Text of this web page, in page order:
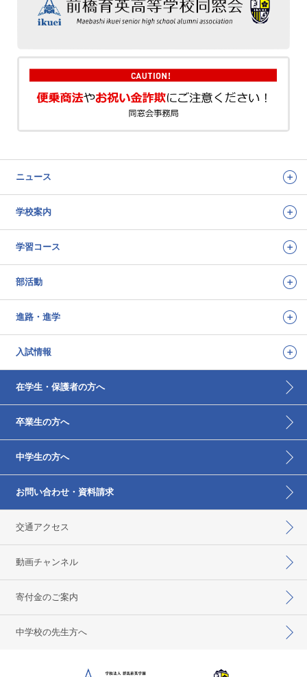
ニュース
学校案内
学習コース
部活動
進路・進学
入試情報
在学生・保護者の方へ
卒業生の方へ
中学生の方へ
お問い合わせ・資料請求
交通アクセス
動画チャンネル
寄付金のご案内
中学校の先生方へ